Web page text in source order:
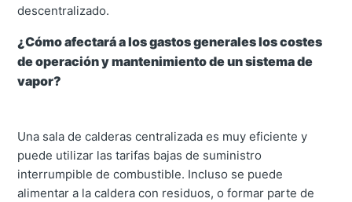
descentralizado.
¿Cómo afectará a los gastos generales los costes
de operación y mantenimiento de un sistema de
vapor?
Una sala de calderas centralizada es muy eficiente y
puede utilizar las tarifas bajas de suministro
interrumpible de combustible. Incluso se puede
alimentar a la caldera con residuos, o formar parte de